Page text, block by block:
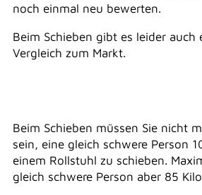
noch einmal neu bewerten.
Beim Schieben gibt es leider auch
Vergleich zum Markt.
Beim Schieben müssen Sie nicht
sein, eine gleich schwere Person
einem Rollstuhl zu schieben.
gleich schwere Person aber 85